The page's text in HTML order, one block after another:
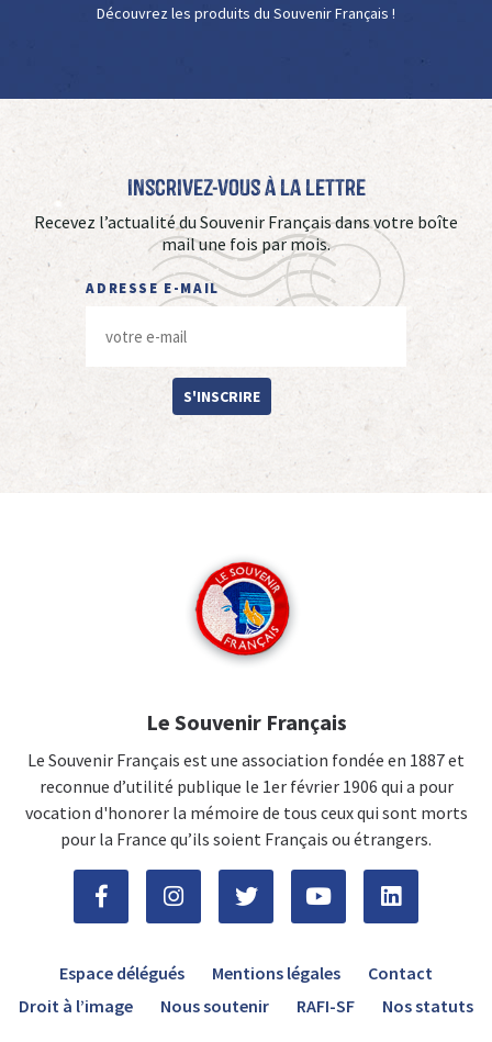
Découvrez les produits du Souvenir Français !
Inscrivez-vous à La Lettre
Recevez l’actualité du Souvenir Français dans votre boîte
mail une fois par mois.
ADRESSE E-MAIL
S'INSCRIRE
Le Souvenir Français
Le Souvenir Français est une association fondée en 1887 et
reconnue d’utilité publique le 1er février 1906 qui a pour
vocation d'honorer la mémoire de tous ceux qui sont morts
pour la France qu’ils soient Français ou étrangers.
Espace délégués Mentions légales
Contact
Droit à l’image
Nous soutenir RAFI-SF Nos statuts